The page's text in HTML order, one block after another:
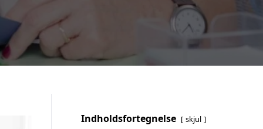
Indholdsfortegnelse skjul